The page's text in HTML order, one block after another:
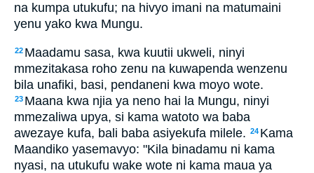
na kumpa utukufu; na hivyo imani na matumaini
yenu yako kwa Mungu.
22 Maadamu sasa, kwa kuutii ukweli, ninyi
mmezitakasa roho zenu na kuwapenda wenzenu
bila unafiki, basi, pendaneni kwa moyo wote.
23 Maana kwa njia ya neno hai la Mungu, ninyi
mmezaliwa upya, si kama watoto wa baba
awezaye kufa, bali baba asiyekufa milele. 24 Kama
Maandiko yasemavyo: "Kila binadamu ni kama
nyasi, na utukufu wake wote ni kama maua ya